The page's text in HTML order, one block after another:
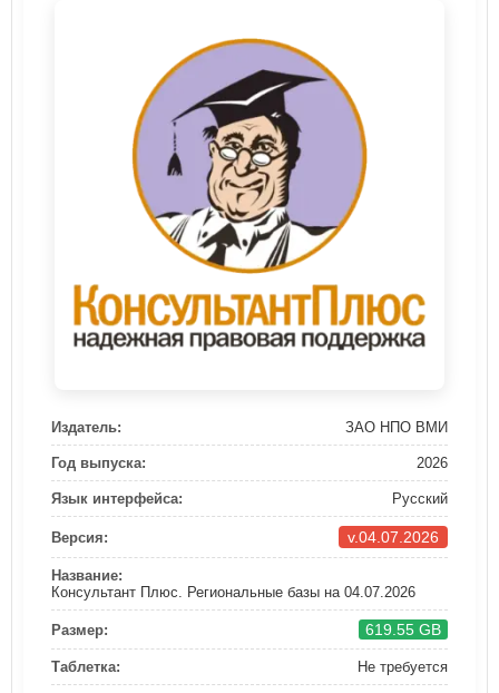
Издатель: ЗАО НПО ВМИ
Год выпуска: 2026
Язык интерфейса: Русский
Версия: v.04.07.2026
Название:
Консультант Плюс. Региональные базы на 04.07.2026
Размер: 619.55 GB
Таблетка: Не требуется